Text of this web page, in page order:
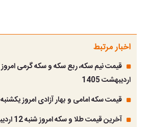
اخبار مرتبط
اردیبهشت 1405
قیمت سکه امامی و بهار آزادی امروز یکشنبه 13 اردیبهشت 1405